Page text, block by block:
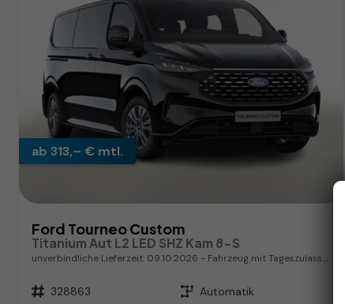
ab 313,– € mtl.
Ford Tourneo Custom
Titanium Aut L2 LED SHZ Kam 8-S
unverbindliche Lieferzeit: 09.10.2026 Fahrzeug mit Tageszulassung
Fahrzeugnr. 328863 Getriebe Automatik